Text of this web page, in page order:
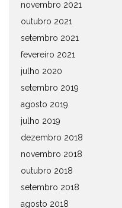
novembro 2021
outubro 2021
setembro 2021
fevereiro 2021
julho 2020
setembro 2019
agosto 2019
julho 2019
dezembro 2018
novembro 2018
outubro 2018
setembro 2018
agosto 2018